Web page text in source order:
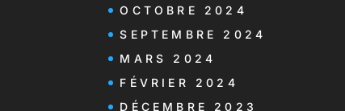
OCTOBRE 2024
SEPTEMBRE 2024
MARS 2024
FÉVRIER 2024
DÉCEMBRE 2023